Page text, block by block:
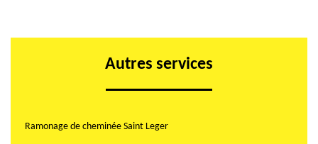
Autres services
Ramonage de cheminée Saint Leger